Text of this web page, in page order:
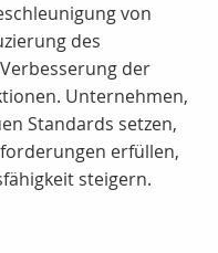
von
des
der
Unternehmen,
Standards setzen,
erfüllen,
steigern.